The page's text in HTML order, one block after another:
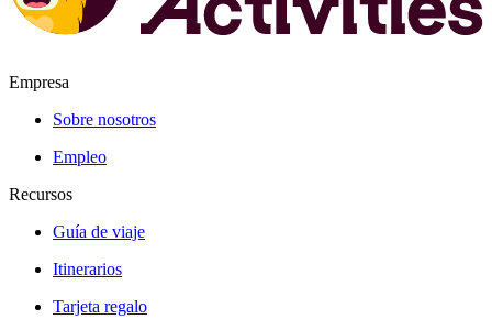
Empresa
Sobre nosotros
Empleo
Recursos
Guía de viaje
Itinerarios
Tarjeta regalo